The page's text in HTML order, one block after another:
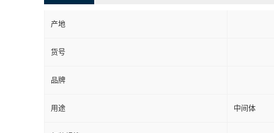
产地
货号
品牌
用途 中间体